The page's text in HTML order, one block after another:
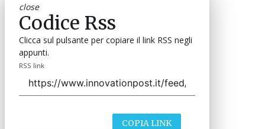
close
Codice Rss
Clicca sul pulsante per copiare il link RSS negli
appunti.
RSS link
COPIA LINK